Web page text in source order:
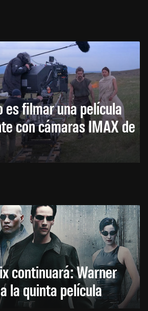
es filmar una película
con cámaras IMAX de
continuará: Warner
la quinta película